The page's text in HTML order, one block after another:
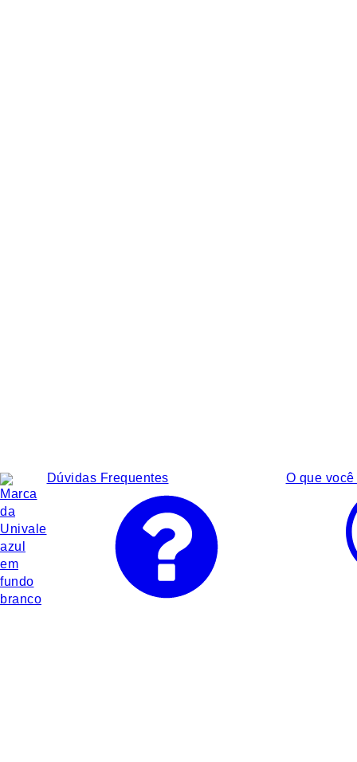
Dúvidas Frequentes O que